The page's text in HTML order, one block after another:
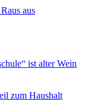
aus
ist alter Wein
zum Haushalt